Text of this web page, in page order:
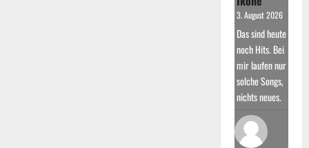
3. August 2026
Das sind heute
noch Hits. Bei
mir laufen nur
solche Songs,
nichts neues.